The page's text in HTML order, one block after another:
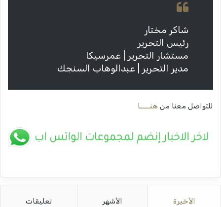
شاكر مختار
رئيس التحرير
مستشار التحرير | عمرسيكا
مدير التحرير | عبدالوهاب السنجك
للتواصل معنا من هنــــا
الأخيرة الأشهر تعليقات